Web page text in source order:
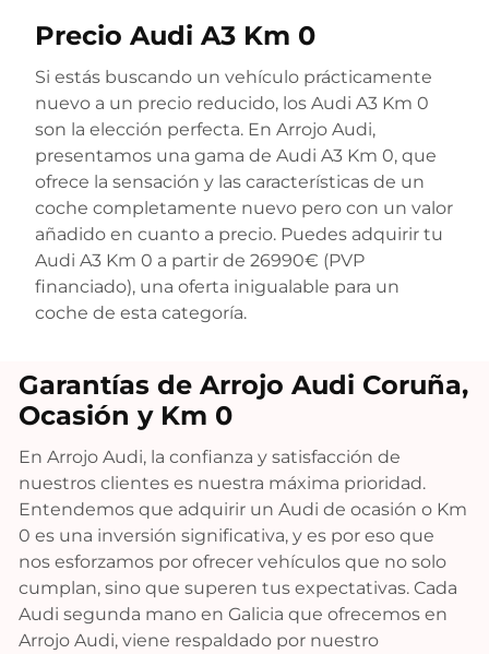
Precio Audi A3 Km 0
Si estás buscando un vehículo prácticamente
nuevo a un precio reducido, los Audi A3 Km 0
son la elección perfecta. En Arrojo Audi,
presentamos una gama de Audi A3 Km 0, que
ofrece la sensación y las características de un
coche completamente nuevo pero con un valor
añadido en cuanto a precio. Puedes adquirir tu
Audi A3 Km 0 a partir de 26990€ (PVP
financiado), una oferta inigualable para un
coche de esta categoría.
Garantías de Arrojo Audi Coruña,
Ocasión y Km 0
En Arrojo Audi, la confianza y satisfacción de
nuestros clientes es nuestra máxima prioridad.
Entendemos que adquirir un Audi de ocasión o Km
0 es una inversión significativa, y es por eso que
nos esforzamos por ofrecer vehículos que no solo
cumplan, sino que superen tus expectativas. Cada
Audi segunda mano en Galicia que ofrecemos en
Arrojo Audi, viene respaldado por nuestro